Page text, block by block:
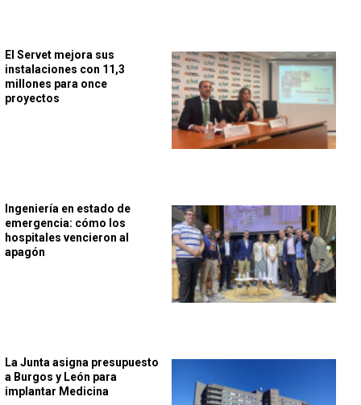
El Servet mejora sus
instalaciones con 11,3
millones para once
proyectos
Ingeniería en estado de
emergencia: cómo los
hospitales vencieron al
apagón
La Junta asigna presupuesto
a Burgos y León para
implantar Medicina